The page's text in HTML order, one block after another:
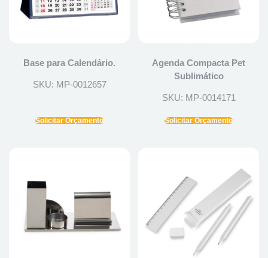
Base para Calendário.
SKU: MP-0012657
Solicitar Orçamento
Agenda Compacta Pet
Sublimático
SKU: MP-0014171
Solicitar Orçamento